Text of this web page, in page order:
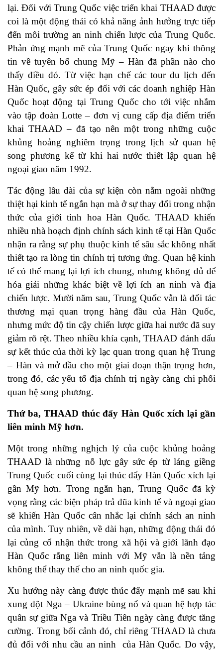
lại. Đối với Trung Quốc việc triển khai THAAD được
coi là một động thái có khả năng ảnh hưởng trực tiếp
đến môi trường an ninh chiến lược của Trung Quốc.
Phản ứng mạnh mẽ của Trung Quốc ngay khi thông
tin về tuyên bố chung Mỹ – Hàn đã phần nào cho
thấy điều đó. Từ việc hạn chế các tour du lịch đến
Hàn Quốc, gây sức ép đối với các doanh nghiệp Hàn
Quốc hoạt động tại Trung Quốc cho tới việc nhắm
vào tập đoàn Lotte – đơn vị cung cấp địa điểm triển
khai THAAD – đã tạo nên một trong những cuộc
khủng hoảng nghiêm trọng trong lịch sử quan hệ
song phương kể từ khi hai nước thiết lập quan hệ
ngoại giao năm 1992.
Tác động lâu dài của sự kiện còn nằm ngoài những
thiệt hại kinh tế ngắn hạn mà ở sự thay đổi trong nhận
thức của giới tinh hoa Hàn Quốc. THAAD khiến
nhiều nhà hoạch định chính sách kinh tế tại Hàn Quốc
nhận ra rằng sự phụ thuộc kinh tế sâu sắc không nhất
thiết tạo ra lòng tin chính trị tương ứng. Quan hệ kinh
tế có thể mang lại lợi ích chung, nhưng không đủ để
hóa giải những khác biệt về lợi ích an ninh và địa
chiến lược. Mười năm sau, Trung Quốc vẫn là đối tác
thương mại quan trọng hàng đầu của Hàn Quốc,
nhưng mức độ tin cậy chiến lược giữa hai nước đã suy
giảm rõ rệt. Theo nhiều khía cạnh, THAAD đánh dấu
sự kết thúc của thời kỳ lạc quan trong quan hệ Trung
– Hàn và mở đầu cho một giai đoạn thận trọng hơn,
trong đó, các yếu tố địa chính trị ngày càng chi phối
quan hệ song phương.
Thứ ba, THAAD thúc đẩy Hàn Quốc xích lại gần
liên minh Mỹ hơn.
Một trong những nghịch lý của cuộc khủng hoảng
THAAD là những nỗ lực gây sức ép từ láng giềng
Trung Quốc cuối cùng lại thúc đẩy Hàn Quốc xích lại
gần Mỹ hơn. Trong ngắn hạn, Trung Quốc đã kỳ
vọng rằng các biện pháp trả đũa kinh tế và ngoại giao
sẽ khiến Hàn Quốc cân nhắc lại chính sách an ninh
của mình. Tuy nhiên, về dài hạn, những động thái đó
lại củng cố nhận thức trong xã hội và giới lãnh đạo
Hàn Quốc rằng liên minh với Mỹ vẫn là nền tảng
không thể thay thế cho an ninh quốc gia.
Xu hướng này càng được thúc đẩy mạnh mẽ sau khi
xung đột Nga – Ukraine bùng nổ và quan hệ hợp tác
quân sự giữa Nga và Triều Tiên ngày càng được tăng
cường. Trong bối cảnh đó, chỉ riêng THAAD là chưa
đủ đối với nhu cầu an ninh của Hàn Quốc. Do vậy,